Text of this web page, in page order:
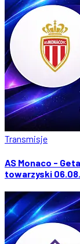
Transmisje
AS Monaco -
towarzyski